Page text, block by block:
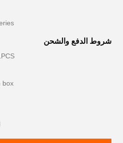
شروط الدفع والشحن
box